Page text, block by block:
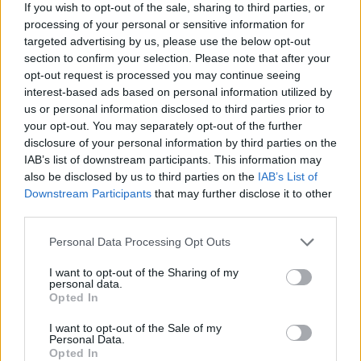
If you wish to opt-out of the sale, sharing to third parties, or
processing of your personal or sensitive information for
targeted advertising by us, please use the below opt-out
section to confirm your selection. Please note that after your
opt-out request is processed you may continue seeing
interest-based ads based on personal information utilized by
us or personal information disclosed to third parties prior to
your opt-out. You may separately opt-out of the further
disclosure of your personal information by third parties on the
IAB’s list of downstream participants. This information may
also be disclosed by us to third parties on the IAB’s List of
Downstream Participants that may further disclose it to other
Personal Data Processing Opt Outs
I want to opt-out of the Sharing of my
personal data.
Opted In
I want to opt-out of the Sale of my
Personal Data.
Opted In
T
O M
E
L
E N T
O
M
O N T
E
M
O T E
L
M
Á T E N L
O
Palabras extra:
N
O T
E
E N O
BUSCAR MÁS